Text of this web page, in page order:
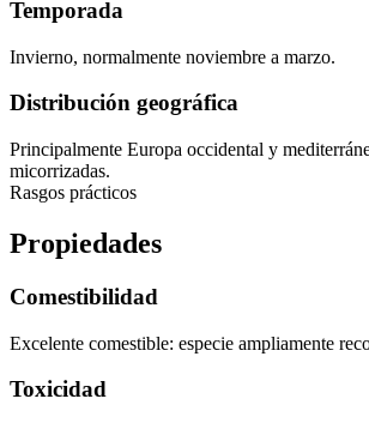
Temporada
Invierno, normalmente noviembre a marzo.
Distribución geográfica
Principalmente Europa occidental y
micorrizadas.
Rasgos prácticos
Propiedades
Comestibilidad
Excelente comestible: especie ampliamente
Toxicidad